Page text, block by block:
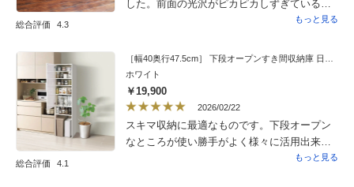
総合評価 4.3
した。前面の光沢がピカピカしずぎているも
のではなく白い壁のクロスになじみました。
扉の高さや持ち手の取り付けなど自分でやる
こともあります。二点並べると境目は天板部
分はぴたりとくっついて見えますがそれより
下の部分は三ミリほどの隙間があいていま
す。これは大したことはないですが想定して
いませんでした。奥行きは十分あると思って
いたのですが実際はレール部分で6センチほど
もっと見る
総合評価 4.1
ホワイト
￥19,900
2026/02/22
スキマ収納に最適なものです。下段オープン
なところが使い勝手がよく様々に活用出来る
もっと見る